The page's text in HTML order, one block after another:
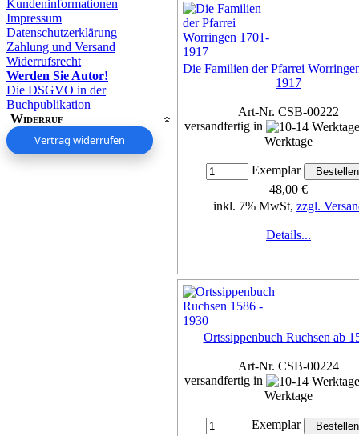
Kundeninformationen
Impressum
Datenschutzerklärung
Zahlung und Versand
Widerrufsrecht
Werden Sie Autor!
Die DSGVO in der
Buchpublikation
Widerruf
Vertrag widerrufen
Die Familien der Pfarrei
1917
Art-Nr. CSB-00222
versandfertig in
Werktage
Exemplar
48,00 €
inkl. 7% MwSt, zzgl.
Details...
Ortssippenbuch Ruchsen ab
Art-Nr. CSB-00224
versandfertig in
Werktage
Exemplar